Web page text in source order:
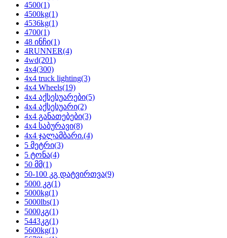
4500(1)
4500kg(1)
4536kg(1)
4700(1)
48 ინჩი(1)
4RUNNER(4)
4wd(201)
4x4(300)
4x4 truck lighting(3)
4x4 Wheels(19)
4x4 აქსესუარები(5)
4x4 აქსესუარი(2)
4x4 განათებები(3)
4x4 საბურავი(8)
4x4 ჯალამბარი.(4)
5 მეტრი(3)
5 ტონა(4)
50 მმ(1)
50-100 კგ დატვირთვა(9)
5000 კგ(1)
5000kg(1)
5000lbs(1)
5000კგ(1)
5443კგ(1)
5600kg(1)